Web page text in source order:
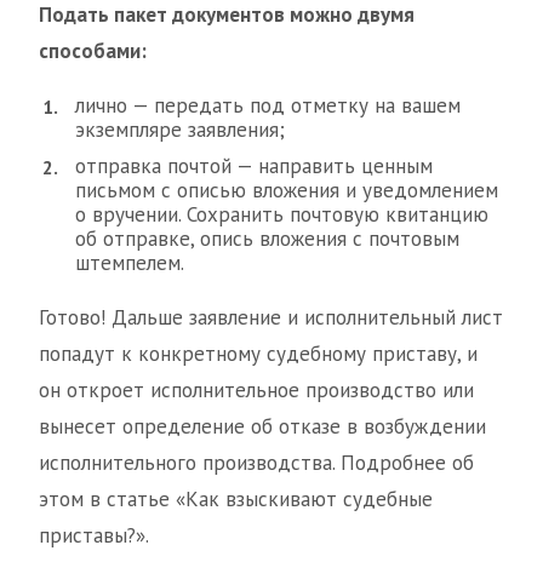
Подать пакет документов можно двумя
способами:
лично — передать под отметку на вашем
экземпляре заявления;
отправка почтой — направить ценным
письмом с описью вложения и уведомлением
о вручении. Сохранить почтовую квитанцию
об отправке, опись вложения с почтовым
штемпелем.
Готово! Дальше заявление и исполнительный лист
попадут к конкретному судебному приставу, и
он откроет исполнительное производство или
вынесет определение об отказе в возбуждении
исполнительного производства. Подробнее об
этом в статье «Как взыскивают судебные
приставы?».